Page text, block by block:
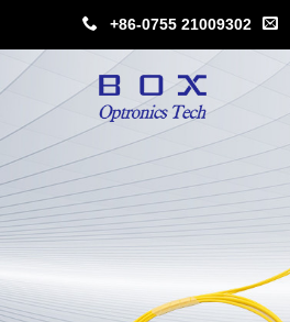
+86-0755 21009302